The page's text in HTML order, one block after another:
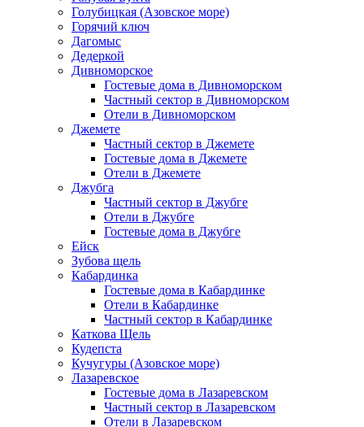
Голубицкая (Азовское море)
Горячий ключ
Дагомыс
Дедеркой
Дивноморское
Гостевые дома в Дивноморском
Частный сектор в Дивноморском
Отели в Дивноморском
Джемете
Частный сектор в Джемете
Гостевые дома в Джемете
Отели в Джемете
Джубга
Частный сектор в Джубге
Отели в Джубге
Гостевые дома в Джубге
Ейск
Зубова щель
Кабардинка
Гостевые дома в Кабардинке
Отели в Кабардинке
Частный сектор в Кабардинке
Каткова Щель
Кудепста
Кучугуры (Азовское море)
Лазаревское
Гостевые дома в Лазаревском
Частный сектор в Лазаревском
Отели в Лазаревском